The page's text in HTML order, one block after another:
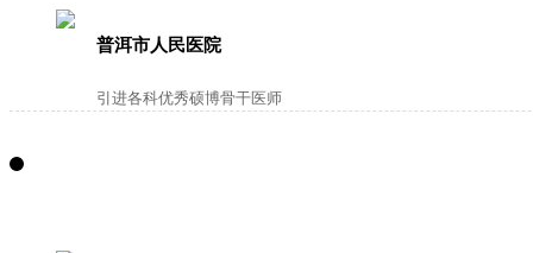
普洱市人民医院
引进各科优秀硕博骨干医师